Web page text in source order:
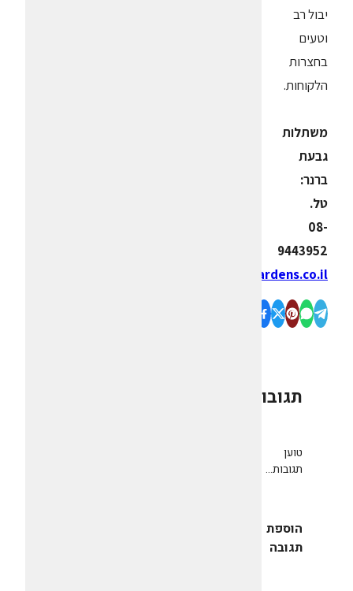
יבול רב
וטעים
בחצרות
הלקוחות.
משתלות
גבעת
ברנר:
טל.
08-
9443952
www.gardens.co.il
תגובות
טוען
תגובות...
הוספת
תגובה